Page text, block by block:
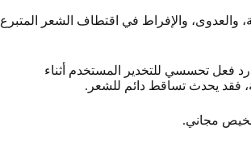
والعدوى، والإفراط في اقتطاف الشعر المتبرع
فعل تحسسي للتخدير المستخدم أثناء
فقد يحدث تساقط دائم للشعر.
مجاني.